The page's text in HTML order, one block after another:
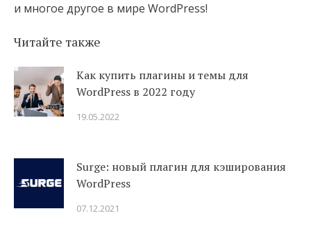
и многое другое в мире WordPress!
Читайте также
Как купить плагины и темы для
WordPress в 2022 году
19.05.2022
Surge: новый плагин для кэширования
WordPress
07.12.2021